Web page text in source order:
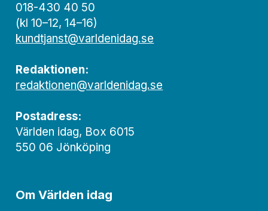
018-430 40 50
(kl 10–12, 14–16)
kundtjanst@varldenidag.se
Redaktionen:
redaktionen@varldenidag.se
Postadress:
Världen idag, Box 6015
550 06 Jönköping
Om Världen idag